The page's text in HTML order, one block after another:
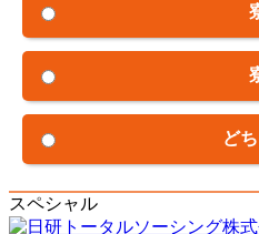
ど
スペシャル